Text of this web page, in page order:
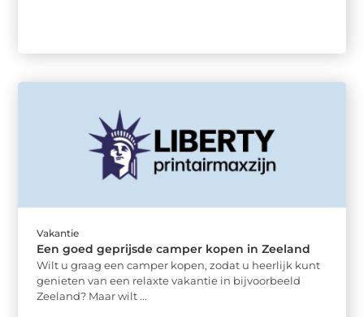
Vakantie
Een goed geprijsde camper kopen in Zeeland
Wilt u graag een camper kopen, zodat u heerlijk kunt
genieten van een relaxte vakantie in bijvoorbeeld
Zeeland? Maar wilt ...